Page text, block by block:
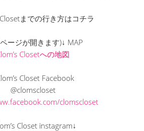
までの行き方はコチラ
ージが開きます)↓ MAP
Closetへの地図
Closet Facebook
@clomscloset
clomscloset
Closet instagram↓